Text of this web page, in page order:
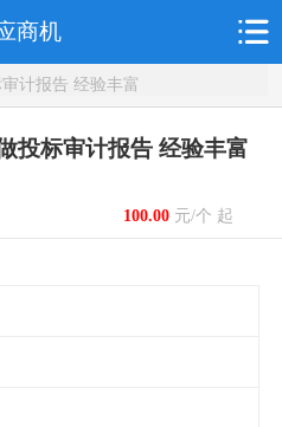
商机
计报告 经验丰富
投标审计报告 经验丰富
100.00元/个 起